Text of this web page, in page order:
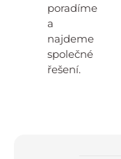
poradíme
a
najdeme
společné
řešení.